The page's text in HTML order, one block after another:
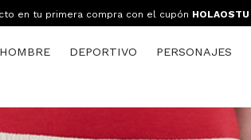
en tu primera compra con el cupón HOLAOSTU
HOMBRE DEPORTIVO PERSONAJES